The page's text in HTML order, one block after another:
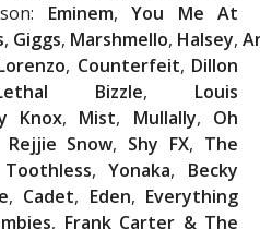
Eminem, You Me At
, Giggs, Marshmello, Halsey,
, Counterfeit, Dillon
Bizzle, Louis
Knox, Mist, Mullally, Oh
Rejjie Snow, Shy FX, The
Toothless,Yonaka, Becky
, Cadet, Eden, Everything
, Frank Carter & The